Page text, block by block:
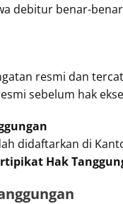
debitur benar-
resmi dan
sebelum hak
didaftarkan di
Hak